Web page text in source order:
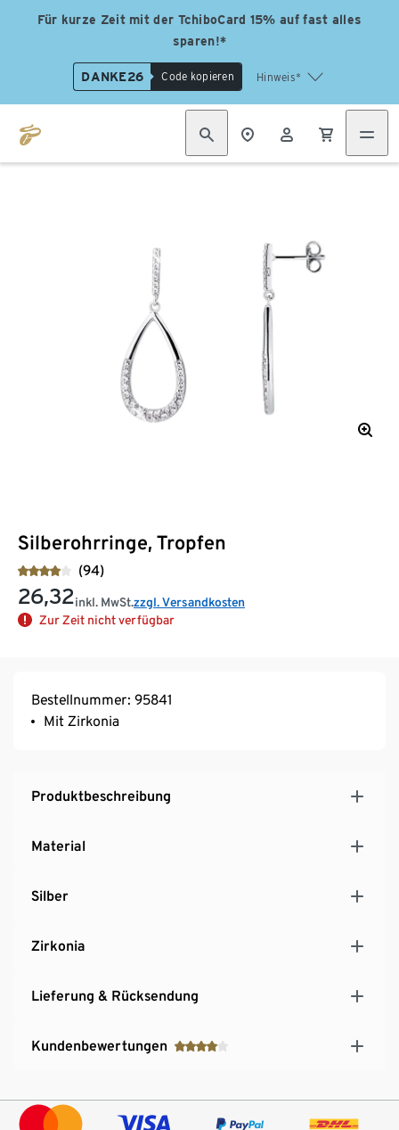
Für kurze Zeit mit der TchiboCard 15% auf fast alles
sparen!*
DANKE26 Code kopieren Hinweis*
Silberohrringe, Tropfen
(94)
26,32inkl. MwSt.zzgl. Versandkosten
Zur Zeit nicht verfügbar
Bestellnummer: 95841
Mit Zirkonia
Produktbeschreibung
Material
Silber
Zirkonia
Lieferung & Rücksendung
Kundenbewertungen